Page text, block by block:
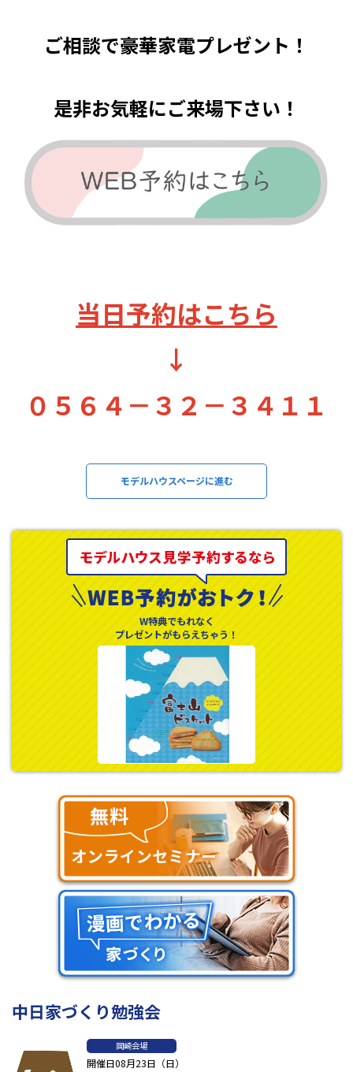
ご相談で豪華家電プレゼント！
是非お気軽にご来場下さい！
当日予約はこちら
↓
０５６４－３２－３４１１
モデルハウスページに進む
W特典でもれなく
プレゼントがもらえちゃう！
中日家づくり勉強会
岡崎会場
開催日08月23日（日）